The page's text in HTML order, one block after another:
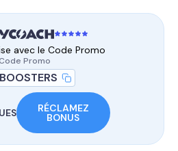
avec le Code Promo
Code Promo
RÉCLAMEZ
BONUS